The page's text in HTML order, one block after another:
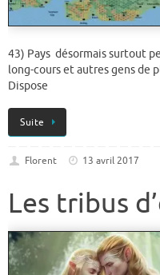
43) Pays désormais surtout
long-cours et autres gens de
Dispose
Suite
Florent 13 avril 2017
Les tribus